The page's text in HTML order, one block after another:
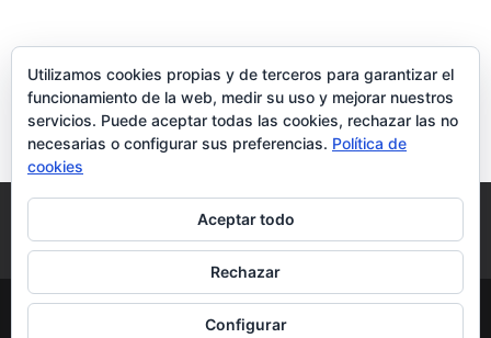
Condiciones y Privacidad
Contacto
Tienda Carrito Mi cuenta
© DoctorMoviles.com | Sitio Construido por
Utilizamos cookies propias y de terceros para garantizar el
funcionamiento de la web, medir su uso y mejorar nuestros
servicios. Puede aceptar todas las cookies, rechazar las no
necesarias o configurar sus preferencias. Política de
cookies
Aceptar todo
Rechazar
Configurar